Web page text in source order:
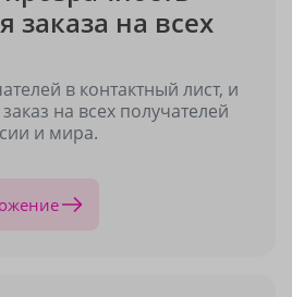
заказа на всех
в контактный лист, и
на всех получателей
и мира.